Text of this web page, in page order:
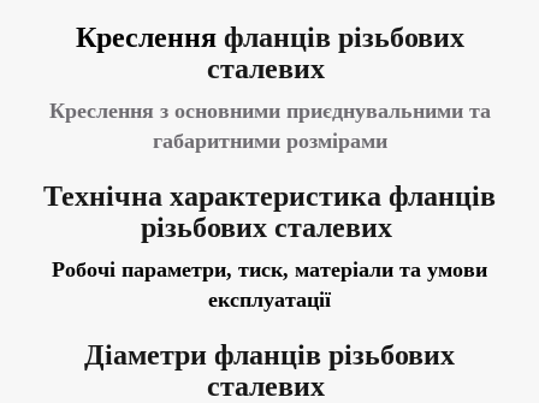
Креслення фланців різьбових
сталевих
Креслення з основними приєднувальними та
габаритними розмірами
Технічна характеристика фланців
різьбових сталевих
Робочі параметри, тиск, матеріали та умови
експлуатації
Діаметри фланців різьбових
сталевих